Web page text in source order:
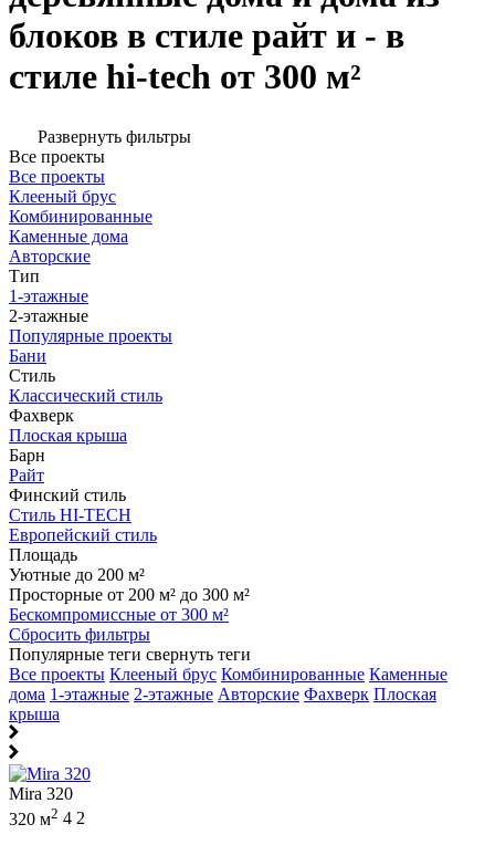
блоков в стиле райт и - в
стиле hi-tech от 300 м²
Развернуть фильтры
Все проекты
Все проекты
Клееный брус
Комбинированные
Каменные дома
Авторские
Тип
1-этажные
2-этажные
Популярные проекты
Бани
Стиль
Классический стиль
Фахверк
Плоская крыша
Барн
Райт
Финский стиль
Стиль HI-TECH
Европейский стиль
Площадь
Уютные до 200 м²
Просторные от 200 м² до 300 м²
Бескомпромиссные от 300 м²
Сбросить фильтры
Популярные теги свернуть теги
Все проекты Клееный брус Комбинированные Каменные
дома 1-этажные 2-этажные Авторские Фахверк Плоская
крыша
Mira 320
320 м2 4 2